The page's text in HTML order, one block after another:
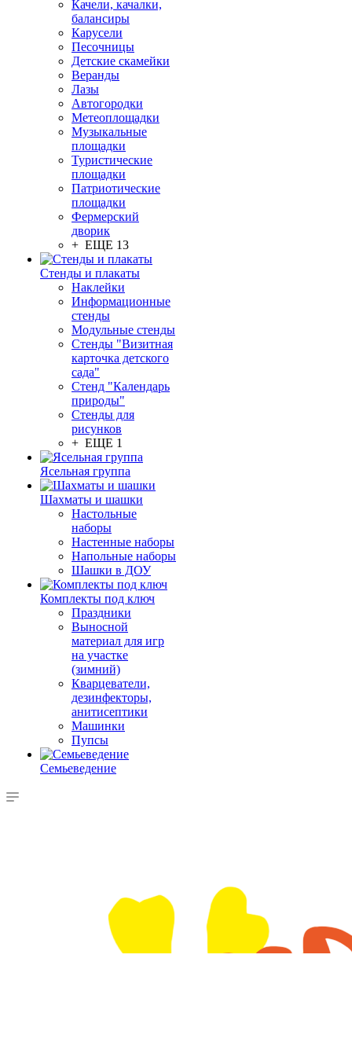
Качели, качалки,
балансиры
Карусели
Песочницы
Детские скамейки
Веранды
Лазы
Автогородки
Метеоплощадки
Музыкальные
площадки
Туристические
площадки
Патриотические
площадки
Фермерский
дворик
+ ЕЩЕ 13
Стенды и плакаты
Наклейки
Информационные
стенды
Модульные стенды
Стенды "Визитная
карточка детского
сада"
Стенд "Календарь
природы"
Стенды для
рисунков
+ ЕЩЕ 1
Ясельная группа
Шахматы и шашки
Настольные
наборы
Настенные наборы
Напольные наборы
Шашки в ДОУ
Комплекты под ключ
Праздники
Выносной
материал для игр
на участке
(зимний)
Кварцеватели,
дезинфекторы,
анитисептики
Машинки
Пупсы
Семьеведение